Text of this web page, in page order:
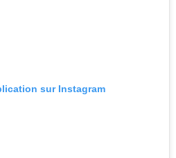
sur Instagram